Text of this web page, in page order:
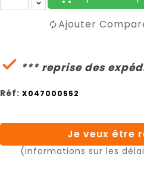
Ajouter
 *** reprise des
Réf: X047000552
Je veux être
(informations sur les